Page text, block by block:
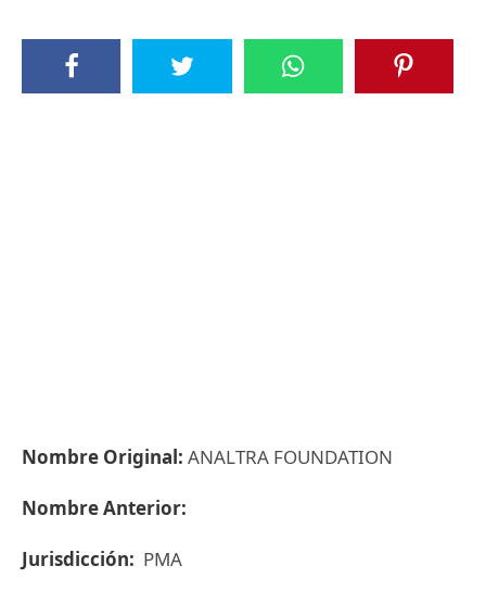
Nombre Original: ANALTRA FOUNDATION
Nombre Anterior:
Jurisdicción: PMA